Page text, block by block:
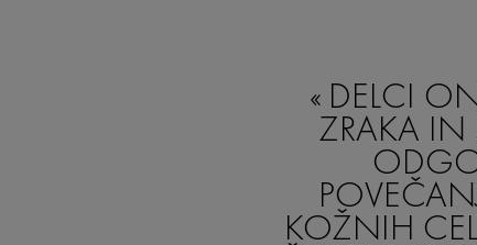
DELCI
ZRAKA IN
KOŽNIH